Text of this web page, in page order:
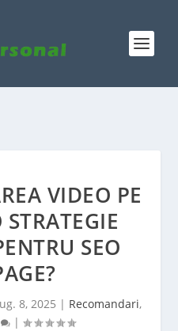
VIDEO PE
SEO
8, 2025 | Recomandari,
|